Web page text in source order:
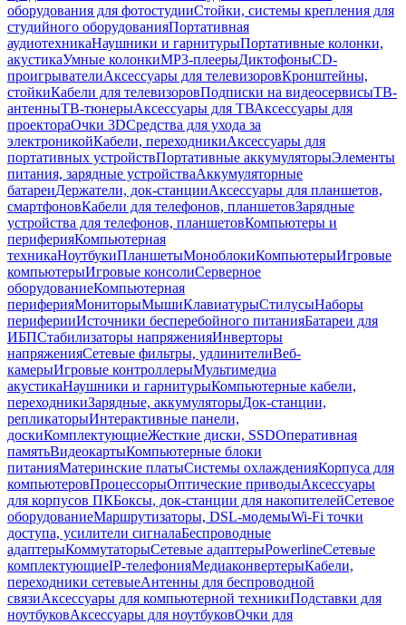
оборудования для фотостудииСтойки, системы крепления для
студийного оборудованияПортативная
аудиотехникаНаушники и гарнитурыПортативные колонки,
акустикаУмные колонкиMP3-плеерыДиктофоныCD-
проигрывателиАксессуары для телевизоровКронштейны,
стойкиКабели для телевизоровПодписки на видеосервисыТВ-
антенныТВ-тюнерыАксессуары для ТВАксессуары для
проектораОчки 3DСредства для ухода за
электроникойКабели, переходникиАксессуары для
портативных устройствПортативные аккумуляторыЭлементы
питания, зарядные устройстваАккумуляторные
батареиДержатели, док-станцииАксессуары для планшетов,
смартфоновКабели для телефонов, планшетовЗарядные
устройства для телефонов, планшетовКомпьютеры и
периферияКомпьютерная
техникаНоутбукиПланшетыМоноблокиКомпьютерыИгровые
компьютерыИгровые консолиСерверное
оборудованиеКомпьютерная
периферияМониторыМышиКлавиатурыСтилусыНаборы
периферииИсточники бесперебойного питанияБатареи для
ИБПСтабилизаторы напряженияИнверторы
напряженияСетевые фильтры, удлинителиВеб-
камерыИгровые контроллерыМультимедиа
акустикаНаушники и гарнитурыКомпьютерные кабели,
переходникиЗарядные, аккумуляторыДок-станции,
репликаторыИнтерактивные панели,
доскиКомплектующиеЖесткие диски, SSDОперативная
памятьВидеокартыКомпьютерные блоки
питанияМатеринские платыСистемы охлажденияКорпуса для
компьютеровПроцессорыОптические приводыАксессуары
для корпусов ПКБоксы, док-станции для накопителейСетевое
оборудованиеМаршрутизаторы, DSL-модемыWi-Fi точки
доступа, усилители сигналаБеспроводные
адаптерыКоммутаторыСетевые адаптерыPowerlineСетевые
комплектующиеIP-телефонияМедиаконвертерыКабели,
переходники сетевыеАнтенны для беспроводной
связиАксессуары для компьютерной техникиПодставки для
ноутбуковАксессуары для ноутбуковОчки для